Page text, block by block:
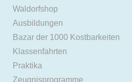
Waldorfshop
Ausbildungen
Bazar der 1000 Kostbarkeiten
Klassenfahrten
Praktika
Zeugnisprogramme